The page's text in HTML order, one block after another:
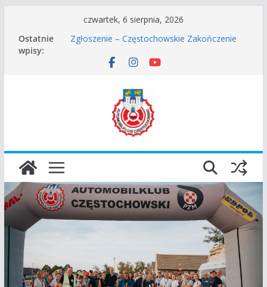
treści
czwartek, 6 sierpnia, 2026
Ostatnie
wpisy:
Częstochowskie Rozpoczęcie Sezonu 2026
Zgłoszenie – Częstochowskie Zakończenie
45 Rajd Częstochowski zostaje odwołany.
I Gliwicki Classic Sprint o Puchar Prezydenta
Miasta Gliwice